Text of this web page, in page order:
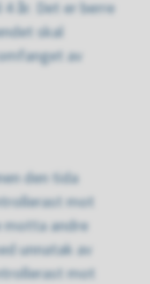
år. Det er berre
skal
av
den tida
mot
motta andre
unnatak av
mot